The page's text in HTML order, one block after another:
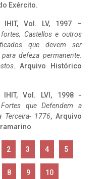
Exército.
IHIT, Vol. LV, 1997 –
Castellos e outros
que devem ser
defeza permanente.
. Arquivo Histórico
Vol. LVI, 1998 -
que Defendem a
Terceira- 1776, Arquivo
2 3 4 5
8 9 10